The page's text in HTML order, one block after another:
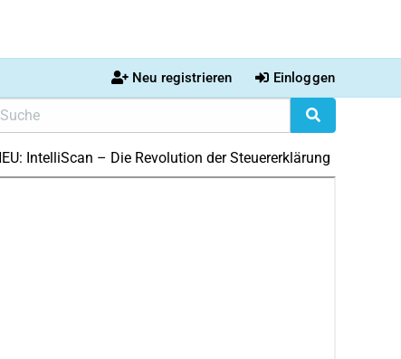
Neu registrieren Einloggen
IntelliScan – Die Revolution der Steuererklärung